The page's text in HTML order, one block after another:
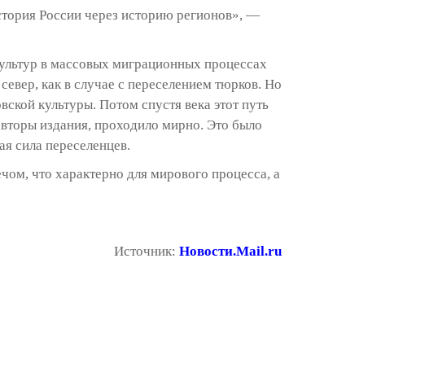
России через историю регионов», —
в массовых миграционных процессах
как в случае с переселением тюрков. Но
культуры. Потом спустя века этот путь
издания, проходило мирно. Это было
сила переселенцев.
что характерно для мирового процесса, а
Источник: Новости.Mail.ru